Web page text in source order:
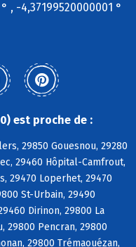
, -4,37199520000001 °
est proche de :
29850 Gouesnou, 29280
29460 Hôpital-Camfrout,
29470 Loperhet, 29470
St-Urbain, 29490
Dirinon, 29800 La
29800 Pencran, 29800
29800 Trémaouézan,